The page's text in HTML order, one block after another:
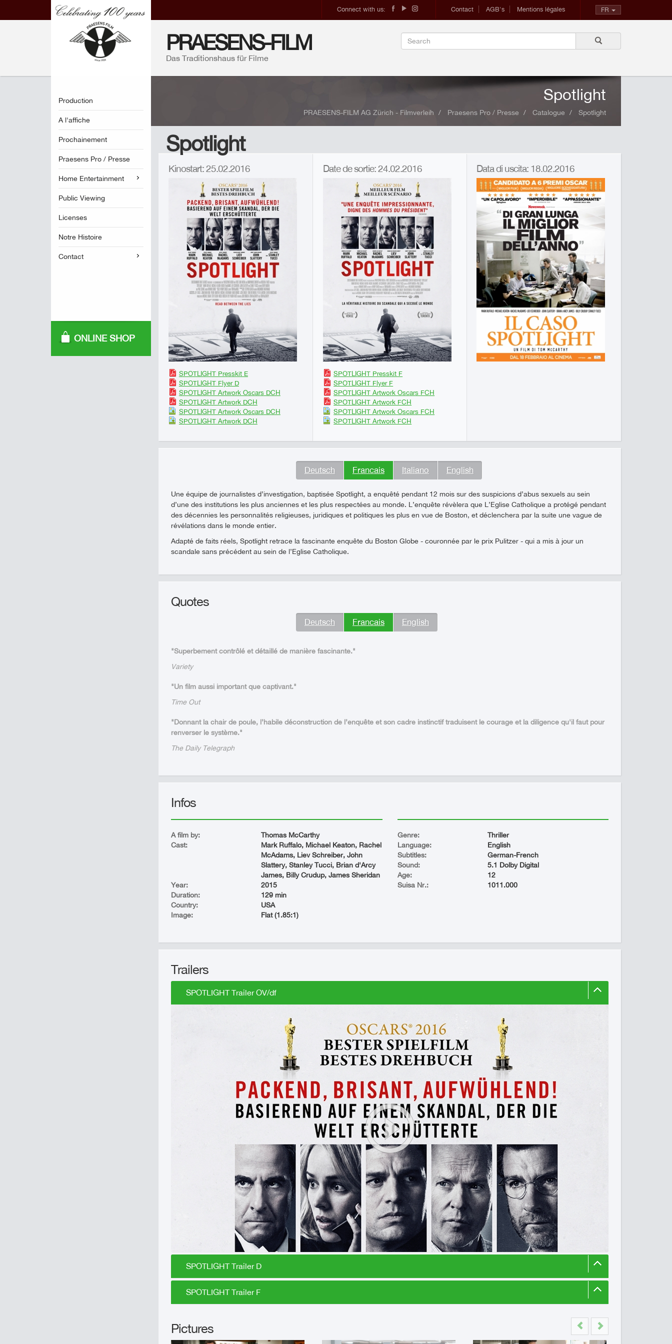
FR
Contact AGB's Mentions légales
Connect with us:
PRAESENS-FILM
Das Traditionshaus für Filme
Production
A l'affiche
Prochainement
Praesens Pro / Presse
Home Entertainment
Public Viewing
Licenses
Notre Histoire
Contact
ONLINE SHOP
Spotlight
PRAESENS-FILM AG Zürich - Filmverleih Praesens Pro / Presse Catalogue Spotlight
Spotlight
Kinostart: 25.02.2016
SPOTLIGHT Presskit E
SPOTLIGHT Flyer D
SPOTLIGHT Artwork Oscars DCH
SPOTLIGHT Artwork DCH
SPOTLIGHT Artwork Oscars DCH
SPOTLIGHT Artwork DCH
Date de sortie: 24.02.2016
SPOTLIGHT Presskit F
SPOTLIGHT Flyer F
SPOTLIGHT Artwork Oscars FCH
SPOTLIGHT Artwork FCH
SPOTLIGHT Artwork Oscars FCH
SPOTLIGHT Artwork FCH
Data di uscita: 18.02.2016
Deutsch Francais Italiano English
Une équipe de journalistes d’investigation, baptisée Spotlight, a enquêté pendant 12 mois sur des suspicions d’abus sexuels au sein
d’une des institutions les plus anciennes et les plus respectées au monde. L’enquête révèlera que L’Eglise Catholique a protégé pendant
des décennies les personnalités religieuses, juridiques et politiques les plus en vue de Boston, et déclenchera par la suite une vague de
révélations dans le monde entier.
Adapté de faits réels, Spotlight retrace la fascinante enquête du Boston Globe - couronnée par le prix Pulitzer - qui a mis à jour un
scandale sans précédent au sein de l’Eglise Catholique.
Quotes
Deutsch Francais English
"Superbement contrôlé et détaillé de manière fascinante."
Variety
"Un film aussi important que captivant."
Time Out
"Donnant la chair de poule, l’habile déconstruction de l’enquête et son cadre instinctif traduisent le courage et la diligence qu'il faut pour
renverser le système."
The Daily Telegraph
Infos
A film by:
Thomas McCarthy
Cast:
Mark Ruffalo, Michael Keaton, Rachel
McAdams, Liev Schreiber, John
Slattery, Stanley Tucci, Brian d'Arcy
James, Billy Crudup, James Sheridan
Year:
2015
Duration:
129 min
Country:
USA
Image:
Flat (1.85:1)
Genre:
Thriller
Language:
English
Subtitles:
German-French
Sound:
5.1 Dolby Digital
Age:
12
Suisa Nr.:
1011.000
Trailers
SPOTLIGHT Trailer OV/df
SPOTLIGHT Trailer D
SPOTLIGHT Trailer F
Pictures Previous
Next